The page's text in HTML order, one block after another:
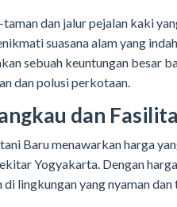
dan jalur pejalan kaki
suasana alam yang
sebuah keuntungan besar
dan polusi perkotaan.
dan
Baru menawarkan harga
Yogyakarta. Dengan
lingkungan yang nyaman